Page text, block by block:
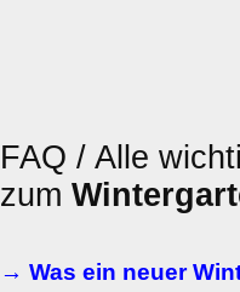
FAQ / Alle
zum
→ Was ein neuer